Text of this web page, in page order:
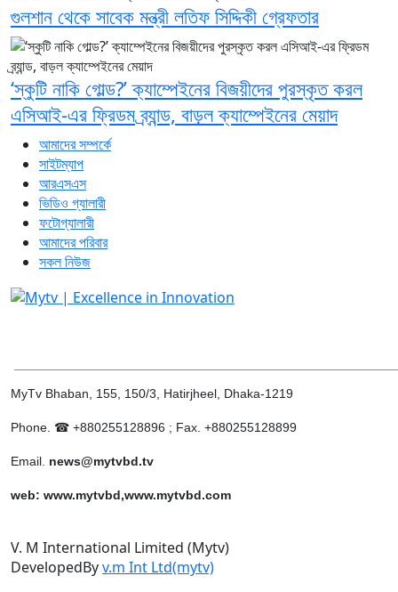
গুলশান থেকে সাবেক মন্ত্রী লতিফ সিদ্দিকী গ্রেফতার
‘স্কুটি নাকি গোল্ড?’ ক্যাম্পেইনের বিজয়ীদের পুরস্কৃত করল
এসিআই-এর ফ্রিডম ব্র্যান্ড, বাড়ল ক্যাম্পেইনের মেয়াদ
আমাদের সম্পর্কে
সাইটম্যাপ
আরএসএস
ভিডিও গ্যালারী
ফটোগ্যালারী
আমাদের পরিবার
সকল নিউজ
MyTv Bhaban, 155, 150/3, Hatirjheel, Dhaka-1219
Phone. ☎ +880255128896 ; Fax. +880255128899
Email. news@mytvbd.tv
web: www.mytvbd,www.mytvbd.com
V. M International Limited (Mytv)
DevelopedByv.m Int Ltd(mytv)